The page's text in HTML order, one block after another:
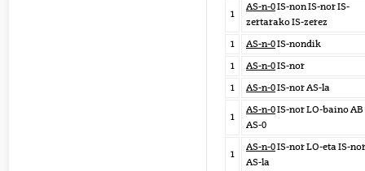
1
AS-n-0IS-non IS-nor IS-
zertarako IS-zerez
1
AS-n-0IS-nondik
1
AS-n-0IS-nor
1
AS-n-0IS-nor AS-la
1
AS-n-0IS-nor LO-baino AB
AS-0
1
AS-n-0IS-nor LO-eta IS-nor
AS-la